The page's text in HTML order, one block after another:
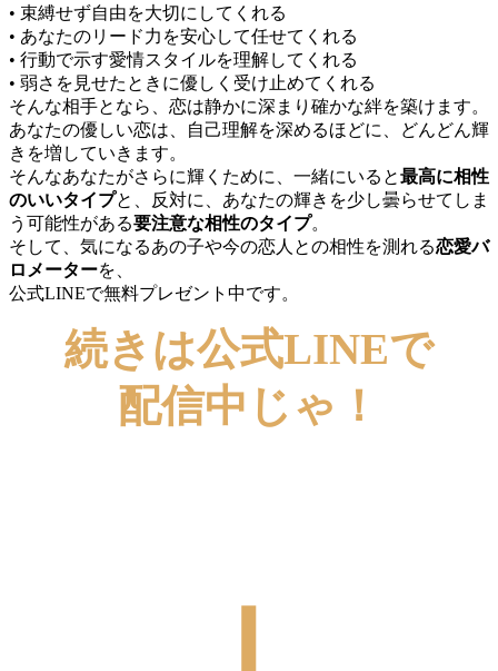
• 束縛せず自由を大切にしてくれる
• あなたのリード力を安心して任せてくれる
• 行動で示す愛情スタイルを理解してくれる
• 弱さを見せたときに優しく受け止めてくれる
そんな相手となら、恋は静かに深まり確かな絆を築けます。
あなたの優しい恋は、自己理解を深めるほどに、どんどん輝
きを増していきます。
そんなあなたがさらに輝くために、一緒にいると最高に相性
のいいタイプと、反対に、あなたの輝きを少し曇らせてしま
う可能性がある要注意な相性のタイプ。
そして、気になるあの子や今の恋人との相性を測れる恋愛バ
ロメーターを、
公式LINEで無料プレゼント中です。
続きは公式LINEで
配信中じゃ！